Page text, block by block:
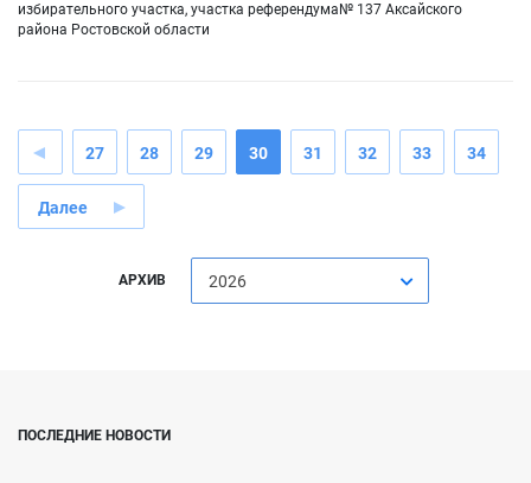
избирательного участка, участка референдума№ 137 Аксайского
района Ростовской области
27 28 29 30 31 32 33 34
Далее
АРХИВ 2026
ПОСЛЕДНИЕ НОВОСТИ